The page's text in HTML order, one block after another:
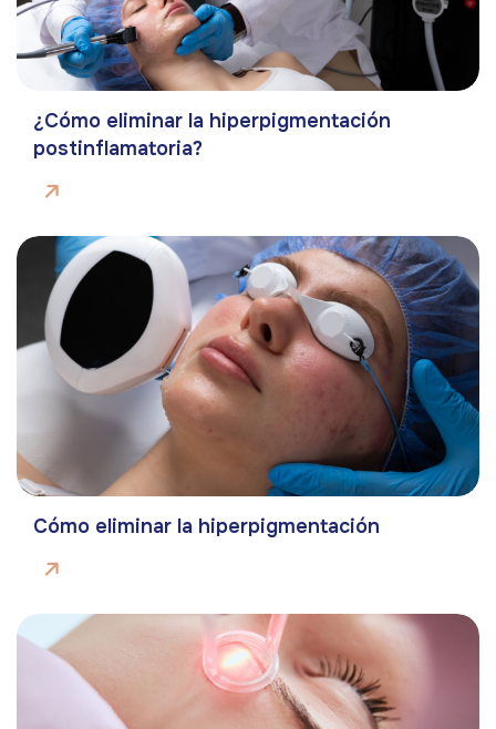
¿Cómo eliminar la hiperpigmentación
postinflamatoria?
Cómo eliminar la hiperpigmentación